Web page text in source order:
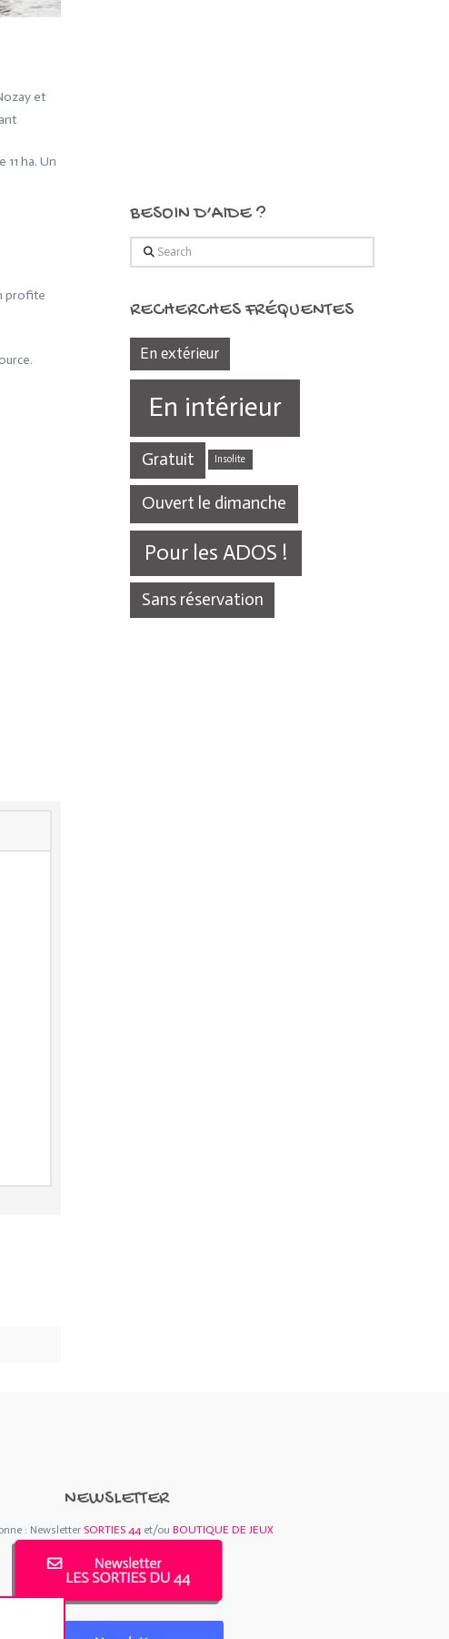
et
ha. Un
profite
BESOIN D’AIDE ?
Search
RECHERCHES FRÉQUENTES
En extérieur
En intérieur
Gratuit Insolite
Ouvert le dimanche
Pour les ADOS !
Sans réservation
NEWSLETTER
: Newsletter SORTIES 44et/ou BOUTIQUE DE JEUX